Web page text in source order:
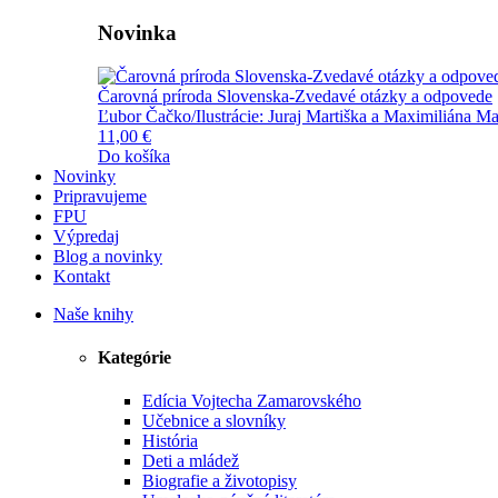
Novinka
Čarovná príroda Slovenska-Zvedavé otázky a odpovede
Ľubor Čačko/Ilustrácie: Juraj Martiška a Maximiliána
11,00 €
Do košíka
Novinky
Pripravujeme
FPU
Výpredaj
Blog a novinky
Kontakt
Naše knihy
Kategórie
Edícia Vojtecha Zamarovského
Učebnice a slovníky
História
Deti a mládež
Biografie a životopisy